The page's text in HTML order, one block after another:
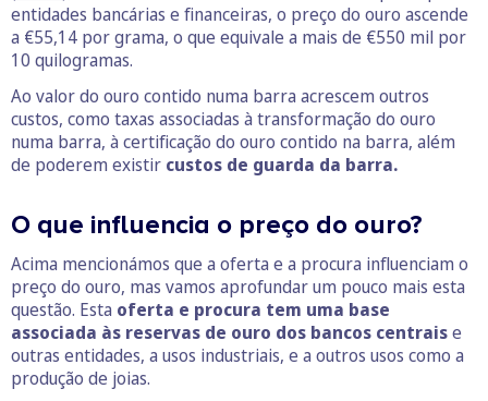
entidades bancárias e financeiras, o preço do ouro ascende
a €55,14 por grama, o que equivale a mais de €550 mil por
10 quilogramas.
Ao valor do ouro contido numa barra acrescem outros
custos, como taxas associadas à transformação do ouro
numa barra, à certificação do ouro contido na barra, além
de poderem existir custos de guarda da barra.
O que influencia o preço do ouro?
Acima mencionámos que a oferta e a procura influenciam o
preço do ouro, mas vamos aprofundar um pouco mais esta
questão. Esta oferta e procura tem uma base
associada às reservas de ouro dos bancos centraise
outras entidades, a usos industriais, e a outros usos como a
produção de joias.